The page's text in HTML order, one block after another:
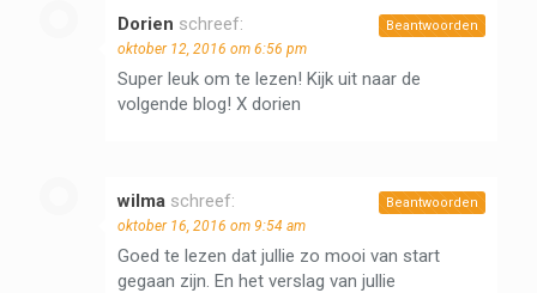
Dorien schreef:
oktober 12, 2016 om 6:56 pm
Super leuk om te lezen! Kijk uit naar de
volgende blog! X dorien
Beantwoorden
wilma schreef:
oktober 16, 2016 om 9:54 am
Goed te lezen dat jullie zo mooi van start
gegaan zijn. En het verslag van jullie
Beantwoorden